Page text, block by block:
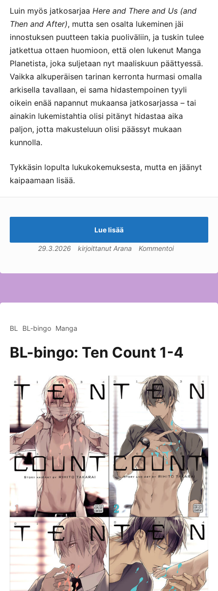
Luin myös jatkosarjaa Here and There and Us (and
Then and After), mutta sen osalta lukeminen jäi
innostuksen puutteen takia puoliväliin, ja tuskin tulee
jatkettua ottaen huomioon, että olen lukenut Manga
Planetista, joka suljetaan nyt maaliskuun päättyessä.
Vaikka alkuperäisen tarinan kerronta hurmasi omalla
arkisella tavallaan, ei sama hidastempoinen tyyli
oikein enää napannut mukaansa jatkosarjassa – tai
ainakin lukemistahtia olisi pitänyt hidastaa aika
paljon, jotta makusteluun olisi päässyt mukaan
kunnolla.
Tykkäsin lopulta lukukokemuksesta, mutta en jäänyt
kaipaamaan lisää.
Lue lisää
29.3.2026 kirjoittanut Arana Kommentoi
BL BL-bingo Manga
BL-bingo: Ten Count 1-4